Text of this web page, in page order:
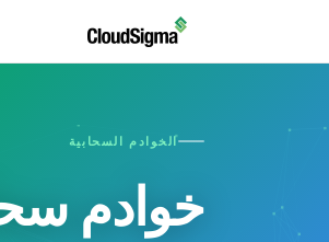
الخوادم السحابية
خوادم